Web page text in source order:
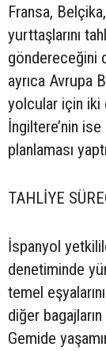
Fransa,
yurttaşlarını
göndereceğini
ayrıca Avrupa
yolcular için iki
İngiltere’nin ise
planlaması
TAHLİYE
İspanyol
denetiminde
temel
diğer bagajların
Gemide